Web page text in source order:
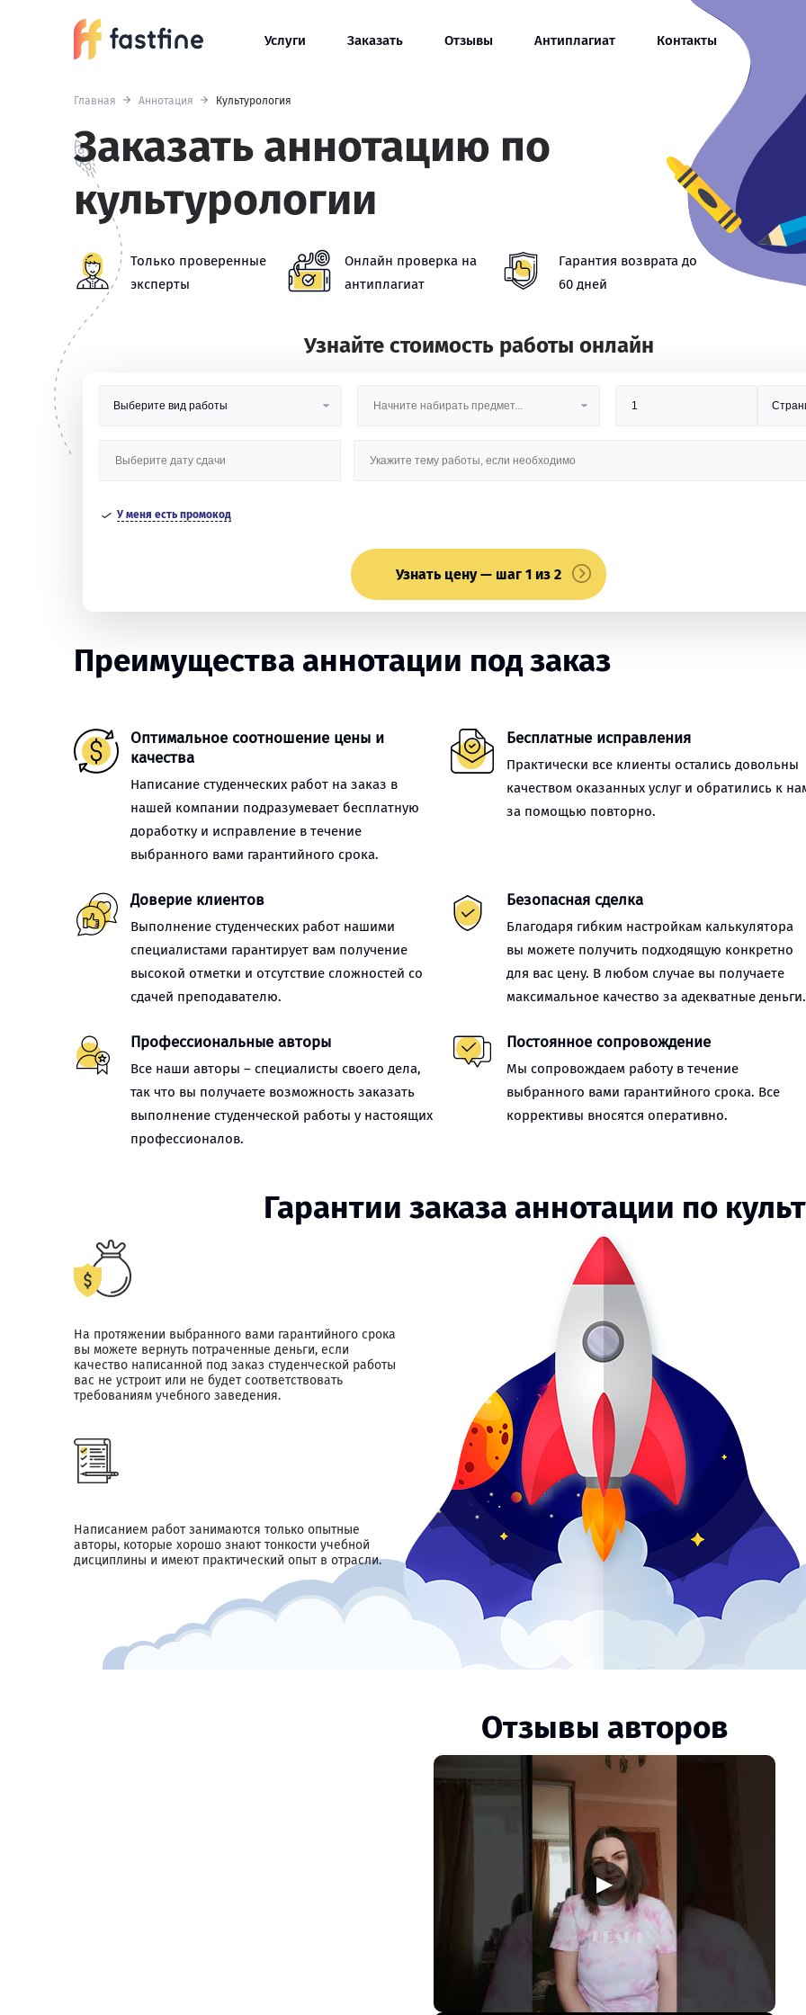
Услуги Заказать Отзывы Антиплагиат Контакты
Главная Аннотация Культурология
Заказать аннотацию по
культурологии
Только проверенные
эксперты
Онлайн проверка на
антиплагиат
Гарантия возврата до
60 дней
Узнайте стоимость работы онлайн
У меня есть промокод
Узнать цену — шаг 1 из 2
Преимущества аннотации под заказ
Оптимальное соотношение цены и
качества
Написание студенческих работ на заказ в
нашей компании подразумевает бесплатную
доработку и исправление в течение
выбранного вами гарантийного срока.
Бесплатные исправления
Практически все клиенты остались довольны
качеством оказанных услуг и обратились к
за помощью повторно.
Доверие клиентов
Выполнение студенческих работ нашими
специалистами гарантирует вам получение
высокой отметки и отсутствие сложностей со
сдачей преподавателю.
Безопасная сделка
Благодаря гибким настройкам калькулятора
вы можете получить подходящую конкретно
для вас цену. В любом случае вы получаете
максимальное качество за адекватные деньги.
Профессиональные авторы
Все наши авторы – специалисты своего дела,
так что вы получаете возможность заказать
выполнение студенческой работы у настоящих
профессионалов.
Постоянное сопровождение
Мы сопровождаем работу в течение
выбранного вами гарантийного срока. Все
коррективы вносятся оперативно.
Гарантии заказа аннотации по
На протяжении выбранного вами гарантийного срока
вы можете вернуть потраченные деньги, если
качество написанной под заказ студенческой работы
вас не устроит или не будет соответствовать
требованиям учебного заведения.
Написанием работ занимаются только опытные
авторы, которые хорошо знают тонкости учебной
дисциплины и имеют практический опыт в отрасли.
Отзывы авторов
▶